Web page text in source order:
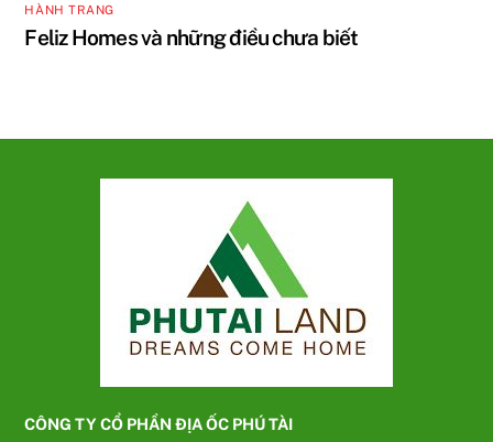
HÀNH TRANG
Feliz Homes và những điều chưa biết
CÔNG TY CỔ PHẦN ĐỊA ỐC PHÚ TÀI